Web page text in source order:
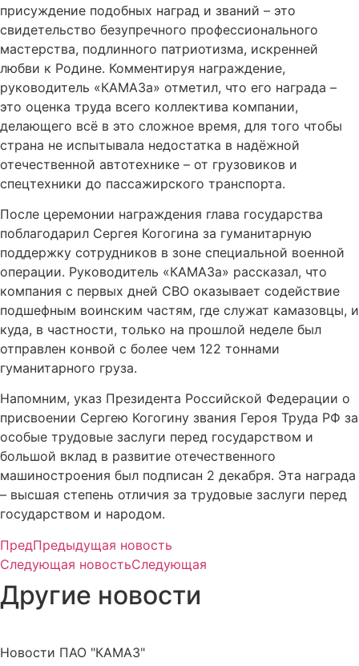
присуждение подобных наград и званий – это
свидетельство безупречного профессионального
мастерства, подлинного патриотизма, искренней
любви к Родине. Комментируя награждение,
руководитель «КАМАЗа» отметил, что его награда –
это оценка труда всего коллектива компании,
делающего всё в это сложное время, для того чтобы
страна не испытывала недостатка в надёжной
отечественной автотехнике – от грузовиков и
спецтехники до пассажирского транспорта.
После церемонии награждения глава государства
поблагодарил Сергея Когогина за гуманитарную
поддержку сотрудников в зоне специальной военной
операции. Руководитель «КАМАЗа» рассказал, что
компания с первых дней СВО оказывает содействие
подшефным воинским частям, где служат камазовцы, и
куда, в частности, только на прошлой неделе был
отправлен конвой с более чем 122 тоннами
гуманитарного груза.
Напомним, указ Президента Российской Федерации о
присвоении Сергею Когогину звания Героя Труда РФ за
особые трудовые заслуги перед государством и
большой вклад в развитие отечественного
машиностроения был подписан 2 декабря. Эта награда
– высшая степень отличия за трудовые заслуги перед
государством и народом.
ПредПредыдущая новость
Следующая новостьСледующая
Другие новости
Новости ПАО "КАМАЗ"